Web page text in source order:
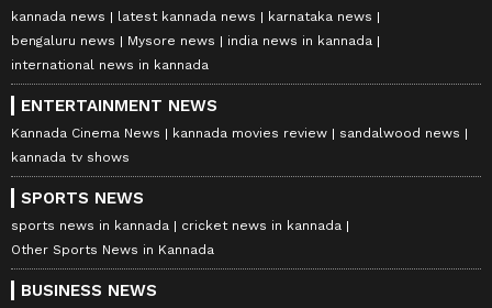
kannada news latest kannada news
karnataka news
bengaluru news
Mysore news
india news in kannada
international news in kannada
ENTERTAINMENT NEWS
Kannada Cinema News kannada movies review
sandalwood news
kannada tv shows
SPORTS NEWS
sports news in kannada
cricket news in kannada
Other Sports News in Kannada
BUSINESS NEWS